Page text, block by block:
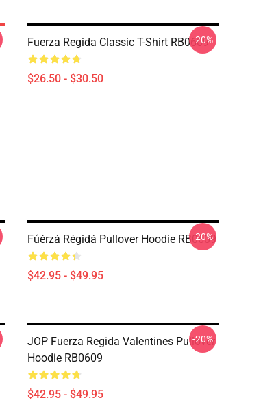
Fuerza Regida Classic T-Shirt RB0609
$26.50 - $30.50
-20%
Fúérzá Régidá Pullover Hoodie RB0609
$42.95 - $49.95
-20%
JOP Fuerza Regida Valentines Pullover
Hoodie RB0609
$42.95 - $49.95
-20%